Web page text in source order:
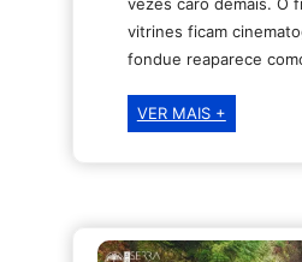
vitrines ficam
fondue reaparece
VER MAIS +Quanto
viajar
em